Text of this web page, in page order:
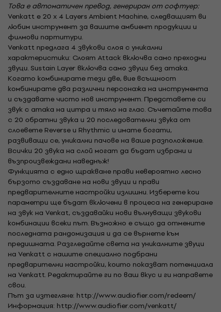
Това е автоматичен превод, генериран от софтуер:
Venkatt е 20 x 4 Layers Ambient Machine, следващият ви
любим инструмент за вашите амбиент продукции и
филмови партитури.
Venkatt предлага 4 звукови слоя с уникални
характеристики: Слоят Attack включва само преходни
звуци. Sustain Layer включва само звуци без атака.
Когато комбинирате тези две, вие всъщност
комбинирате два различни персонажа на инструмента
и създавате чисто нов инструмент. Представете си
звук с атака на цитра и тяло на глас. Съчетайте това
с 20 обратни звука и 20 последователни звука от
слоевете Reverse и Rhythmic и имате богати,
развиващи се, уникални пачове на ваше разположение.
Всички 20 звука на слой могат да бъдат избрани и
възпроизвеждани наведнъж!
Функцията с едно щракване прави невероятно лесно
бързото създаване на нови звуци и прави
предварителните настройки излишни. Изберете кои
параметри ще бъдат включени в процеса на генериране
на звук на Venkat, създавайки нови вълнуващи звукови
комбинации всеки път. Възможно е също да отмените
последната рандомизация и да се върнете към
предишната. Разгледайте света на уникалните звуци
на Venkatt с нашите специално подбрани
предварителни настройки, които показват потенциала
на Venkatt. Редактирайте ги по ваш вкус и ги направете
свои.
Път за изтегляне: http://www.audiofier.com/redeem/
Информация: http://www.audiofier.com/venkatt/